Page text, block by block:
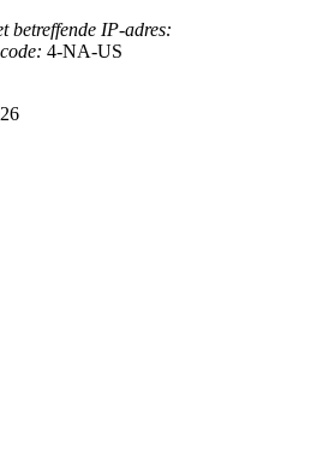
betreffende IP-adres:
4-NA-US